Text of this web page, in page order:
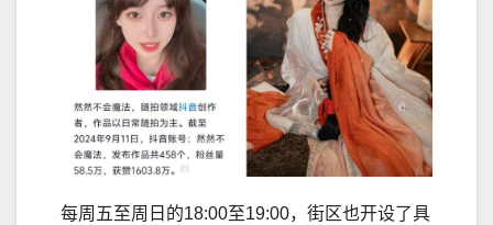
每周五至周日的18:00至19:00，街区也开设了具